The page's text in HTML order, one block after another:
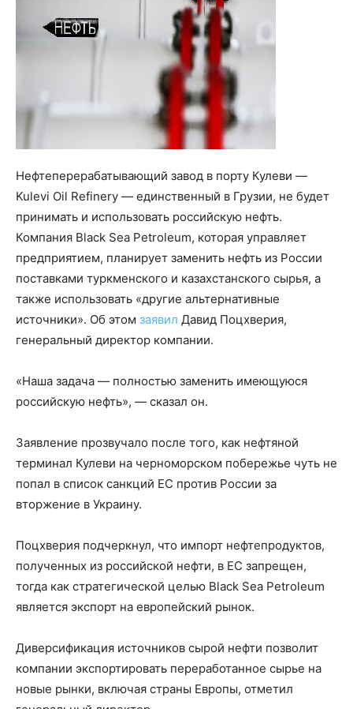
Нефтеперерабатывающий завод в порту Кулеви —
Kulevi Oil Refinery — единственный в Грузии, не будет
принимать и использовать российскую нефть.
Компания Black Sea Petroleum, которая управляет
предприятием, планирует заменить нефть из России
поставками туркменского и казахстанского сырья, а
также использовать «другие альтернативные
источники». Об этом заявил Давид Поцхверия,
генеральный директор компании.
«Наша задача — полностью заменить имеющуюся
российскую нефть», — сказал он.
Заявление прозвучало после того, как нефтяной
терминал Кулеви на черноморском побережье чуть не
попал в список санкций ЕС против России за
вторжение в Украину.
Поцхверия подчеркнул, что импорт нефтепродуктов,
полученных из российской нефти, в ЕС запрещен,
тогда как стратегической целью Black Sea Petroleum
является экспорт на европейский рынок.
Диверсификация источников сырой нефти позволит
компании экспортировать переработанное сырье на
новые рынки, включая страны Европы, отметил